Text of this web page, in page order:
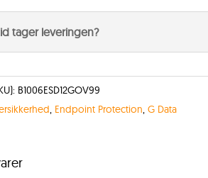
tager leveringen?
B1006ESD12GOV99
, Endpoint Protection, G Data